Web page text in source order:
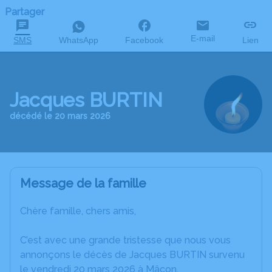
Partager
SMS WhatsApp Facebook E-mail Lien
Jacques BURTIN
décédé le 20 mars 2026
Message de la famille
Chère famille, chers amis,
C’est avec une grande tristesse que nous vous
annonçons le décès de Jacques BURTIN survenu
le vendredi 20 mars 2026 à Mâcon.